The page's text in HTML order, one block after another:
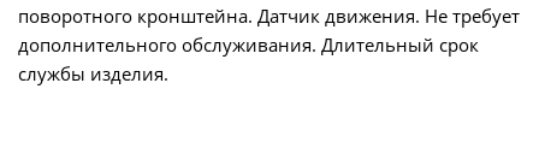
поворотного кронштейна. Датчик движения. Не требует
дополнительного обслуживания. Длительный срок
службы изделия.